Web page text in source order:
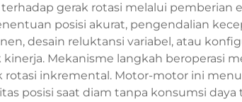
gerak rotasi melalui pemberian
posisi akurat, pengendalian
desain reluktansi variabel, atau
Mekanisme langkah beroperasi
inkremental. Motor-motor ini
posisi saat diam tanpa konsumsi